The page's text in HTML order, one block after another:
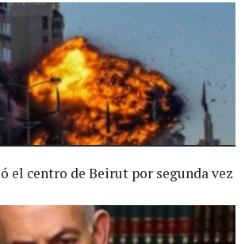
el centro de Beirut por segunda vez